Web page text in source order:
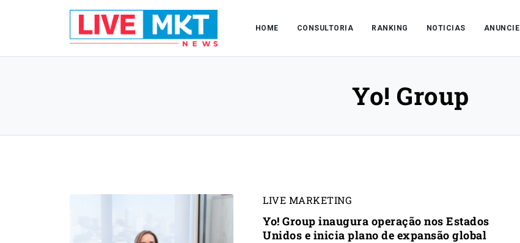
HOME CONSULTORIA RANKING NOTICIAS ANUNCIE
Yo! Group
LIVE MARKETING
Yo! Group inaugura operação nos Estados
Unidos e inicia plano de expansão global